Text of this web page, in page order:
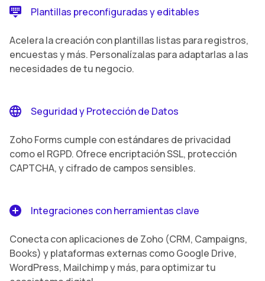
Plantillas preconfiguradas y editables
Acelera la creación con plantillas listas para registros,
encuestas y más. Personalízalas para adaptarlas a las
necesidades de tu negocio.
Seguridad y Protección de Datos
Zoho Forms cumple con estándares de privacidad
como el RGPD. Ofrece encriptación SSL, protección
CAPTCHA, y cifrado de campos sensibles.
Integraciones con herramientas clave
Conecta con aplicaciones de Zoho (CRM, Campaigns,
Books) y plataformas externas como Google Drive,
WordPress, Mailchimp y más, para optimizar tu